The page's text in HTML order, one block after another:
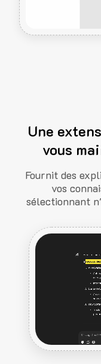
Une
vous
Fournit des
vos
sélectionnant